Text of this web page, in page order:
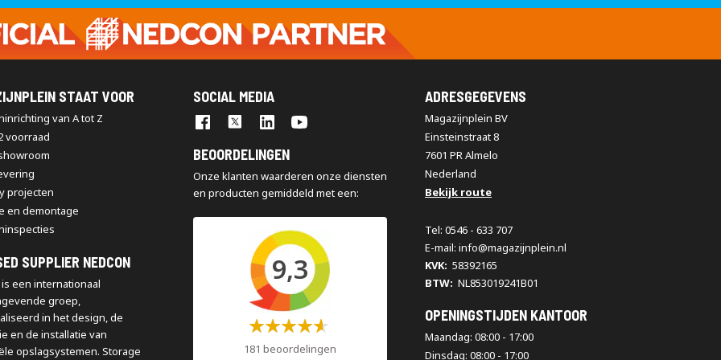
onze
nieuwsbrief
STAAT VOOR
van A tot Z
voorraad
projecten
en demontage
SUPPLIER NEDCON
een internationaal
groep,
in het design, de
en de installatie van
opslagsystemen. Storage
SOCIAL MEDIA
BEOORDELINGEN
Onze klanten waarderen onze diensten
en producten gemiddeld met een:
9,3
Waardering:
181 beoordelingen
ADRESGEGEVENS
Magazijnplein BV
Einsteinstraat 8
7601 PR Almelo
Nederland
Bekijk route
Tel: 0546 - 633 707
E-mail: info@magazijnplein.nl
KVK: 58392165
BTW: NL853019241B01
OPENINGSTIJDEN KANTOOR
Maandag: 08:00 - 17:00
Dinsdag: 08:00 - 17:00